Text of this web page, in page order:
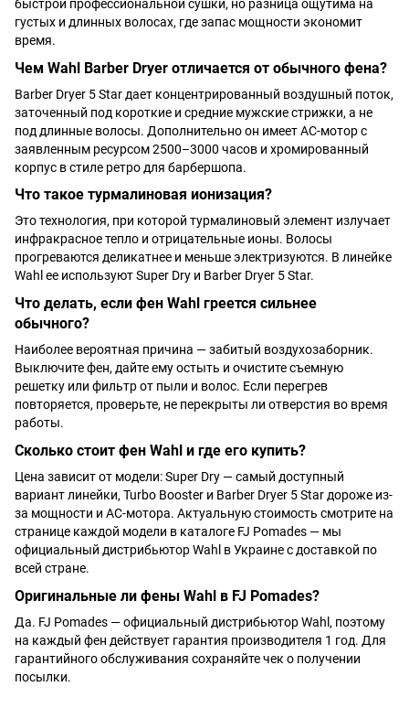
быстрой профессиональной сушки, но разница ощутима на
густых и длинных волосах, где запас мощности экономит
время.
Чем Wahl Barber Dryer отличается от обычного фена?
Barber Dryer 5 Star дает концентрированный воздушный поток,
заточенный под короткие и средние мужские стрижки, а не
под длинные волосы. Дополнительно он имеет AC-мотор с
заявленным ресурсом 2500–3000 часов и хромированный
корпус в стиле ретро для барбершопа.
Что такое турмалиновая ионизация?
Это технология, при которой турмалиновый элемент излучает
инфракрасное тепло и отрицательные ионы. Волосы
прогреваются деликатнее и меньше электризуются. В линейке
Wahl ее используют Super Dry и Barber Dryer 5 Star.
Что делать, если фен Wahl греется сильнее
обычного?
Наиболее вероятная причина — забитый воздухозаборник.
Выключите фен, дайте ему остыть и очистите съемную
решетку или фильтр от пыли и волос. Если перегрев
повторяется, проверьте, не перекрыты ли отверстия во время
работы.
Сколько стоит фен Wahl и где его купить?
Цена зависит от модели: Super Dry — самый доступный
вариант линейки, Turbo Booster и Barber Dryer 5 Star дороже из-
за мощности и AC-мотора. Актуальную стоимость смотрите на
странице каждой модели в каталоге FJ Pomades — мы
официальный дистрибьютор Wahl в Украине с доставкой по
всей стране.
Оригинальные ли фены Wahl в FJ Pomades?
Да. FJ Pomades — официальный дистрибьютор Wahl, поэтому
на каждый фен действует гарантия производителя 1 год. Для
гарантийного обслуживания сохраняйте чек о получении
посылки.